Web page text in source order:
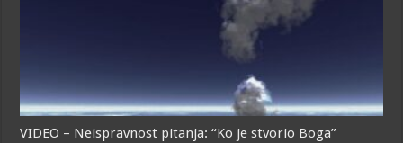
VIDEO – Neispravnost pitanja: “Ko je stvorio Boga”